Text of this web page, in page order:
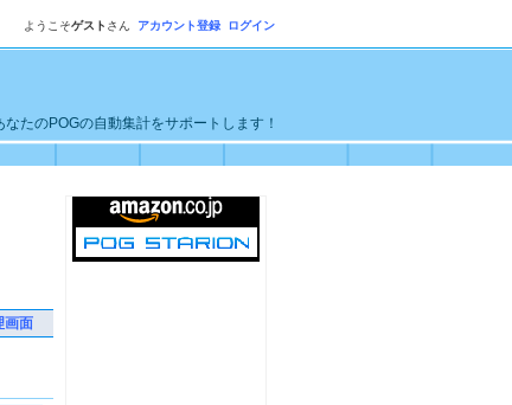
ようこそゲスト さん アカウント登録 ログイン
たのPOGの自動集計をサポートします！
画面